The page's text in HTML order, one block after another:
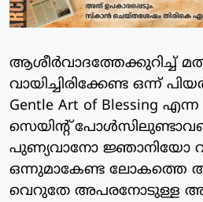
ആശീർവാദത്തേക്കുറിച്ച്
വായിച്ചിരിക്കേണ്ട ഒന്ന്
Gentle Art of Blessing
സെയിൻ്റ്
പുണ്യവാനോ ജ്ഞാനിയോ
ഒന്നുമാകേണ്ട ലോകത്തെ
വെറുതേ അപരനോടുള്ള